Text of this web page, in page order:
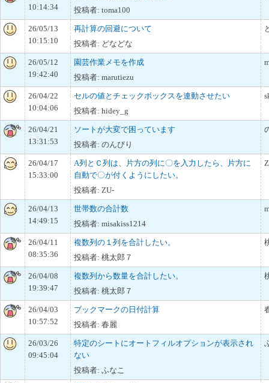
10:14:34
投稿者: toma100
26/05/13
10:15:10
再計算の回避について
投稿者: どなどな
26/05/12
19:42:40
園芸作業メモを作成
投稿者: marutiezu
26/04/22
10:04:06
セルの値とチェックボックスを連動させたい
投稿者: hidey_g
26/04/21
13:31:53
ソートが大変で困っています
投稿者: のんびり
26/04/17
15:33:00
A列とＣ列は、片方の列に〇を入力したら、片方に
自動で〇が付くようにしたい。
投稿者: ZU-
26/04/13
14:49:15
世帯数の合計数
投稿者: misakiss1214
26/04/11
08:35:36
複数列の１列を合計したい。
投稿者: 桃太郎７
26/04/08
19:39:47
複数列から数量を合計したい。
投稿者: 桃太郎７
26/04/03
10:57:52
ブックマークの日付計算
投稿者: 春麗
26/03/26
09:45:04
特定のシートにオートフィルオプションが表示され
ない
投稿者: ふなこ